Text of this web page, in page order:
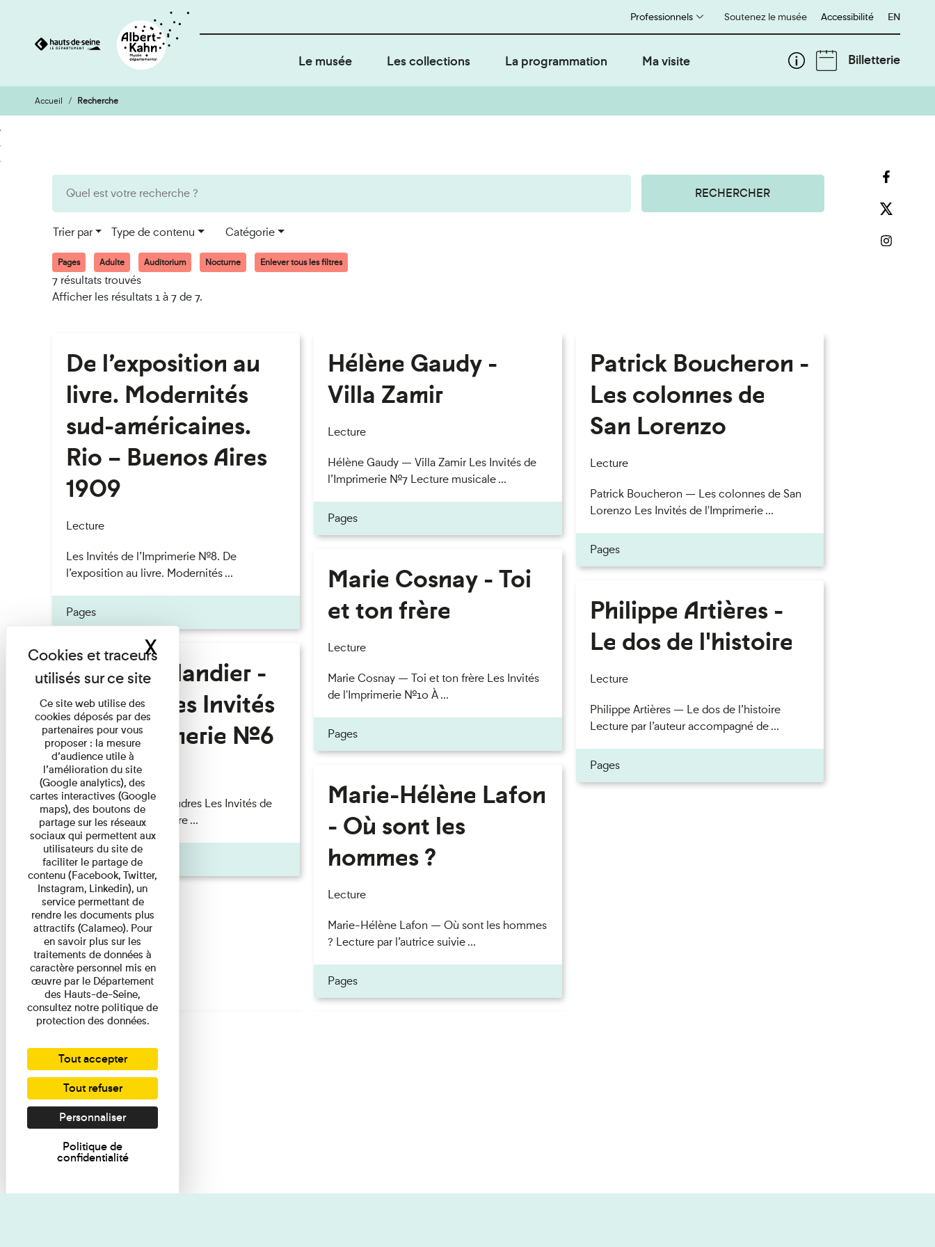
Aller
au
contenu
Aller
à
la
Soutenez le musée
Professionnels Accessibilité English
EN
Le musée Les collections La programmation Ma visite Billetterie
Accueil Recherche
RECHERCHER
Trier par Type de contenu Catégorie
Pages Adulte Auditorium Nocturne Enlever tous les filtres
7 résultats trouvés
Afficher les résultats 1 à 7 de 7.
De l’exposition au
livre. Modernités
sud-américaines.
Rio – Buenos Aires
1909
Lecture
Les Invités de l’Imprimerie n°8. De
l’exposition au livre. Modernités ...
Pages
Fanny Taillandier -
Foudres Les Invités
de l’Imprimerie n°6
Lecture
Fanny Taillandier – Foudres Les Invités de
l’Imprimerie n°6 Lecture ...
Pages
Hélène Gaudy -
Villa Zamir
Lecture
Hélène Gaudy — Villa Zamir Les Invités de
l’Imprimerie n°7 Lecture musicale ...
Pages
Marie Cosnay - Toi
et ton frère
Lecture
Marie Cosnay — Toi et ton frère Les Invités
de l'Imprimerie n°10 À ...
Pages
Marie-Hélène Lafon
- Où sont les
hommes ?
Lecture
Marie-Hélène Lafon — Où sont les hommes
? Lecture par l’autrice suivie ...
Pages
Patrick Boucheron -
Les colonnes de
San Lorenzo
Lecture
Patrick Boucheron — Les colonnes de San
Lorenzo Les Invités de l'Imprimerie ...
Pages
Philippe Artières -
Le dos de l'histoire
Lecture
Philippe Artières — Le dos de l’histoire
Lecture par l’auteur accompagné de ...
Pages
Ce site web utilise des
cookies déposés par des
partenaires pour vous
proposer : la mesure
d’audience utile à
l’amélioration du site
(Google analytics), des
cartes interactives (Google
maps), des boutons de
partage sur les réseaux
sociaux qui permettent aux
utilisateurs du site de
faciliter le partage de
contenu (Facebook, Twitter,
Instagram, Linkedin), un
service permettant de
rendre les documents plus
attractifs (Calameo). Pour
en savoir plus sur les
traitements de données à
caractère personnel mis en
œuvre par le Département
des Hauts-de-Seine,
consultez notre politique de
protection des données.
Tout accepter
Tout refuser
Personnaliser
Politique de
confidentialité
XMasquer le bandeau des cookies